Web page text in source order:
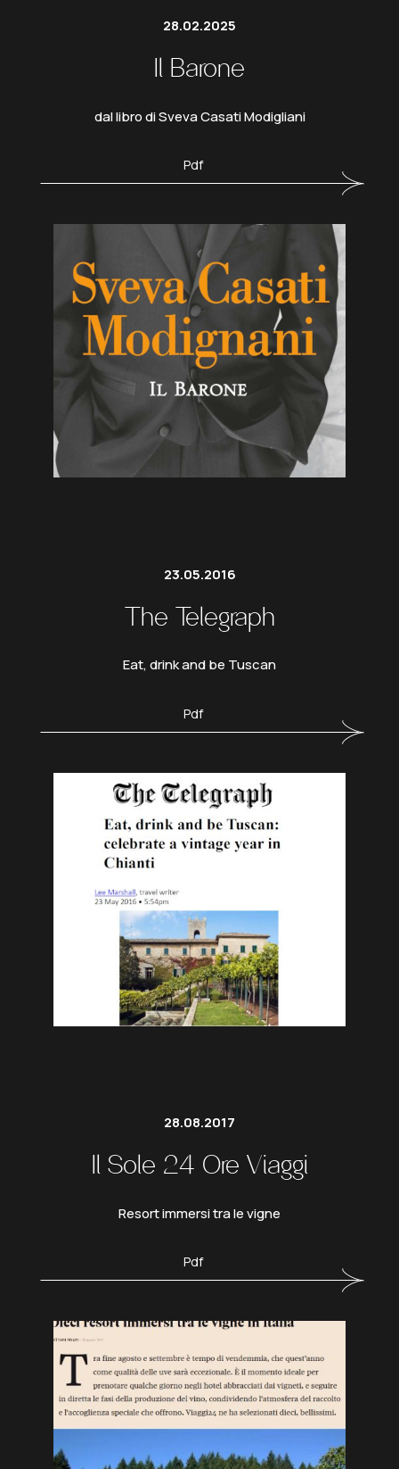
28.02.2025
Il Barone
dal libro di Sveva Casati Modigliani
Pdf
23.05.2016
The Telegraph
Eat, drink and be Tuscan
Pdf
28.08.2017
Il Sole 24 Ore Viaggi
Resort immersi tra le vigne
Pdf